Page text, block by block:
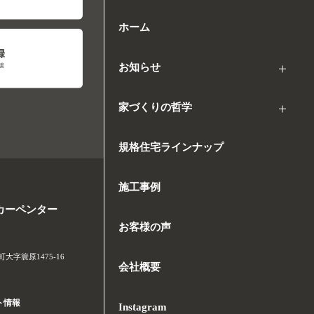
ホーム
お知らせ
家づくりの哲学
規格住宅ラインナップ
施工事例
お客様の声
会社概要
Instagram
ーペンター
大字簑原1475-16
情報